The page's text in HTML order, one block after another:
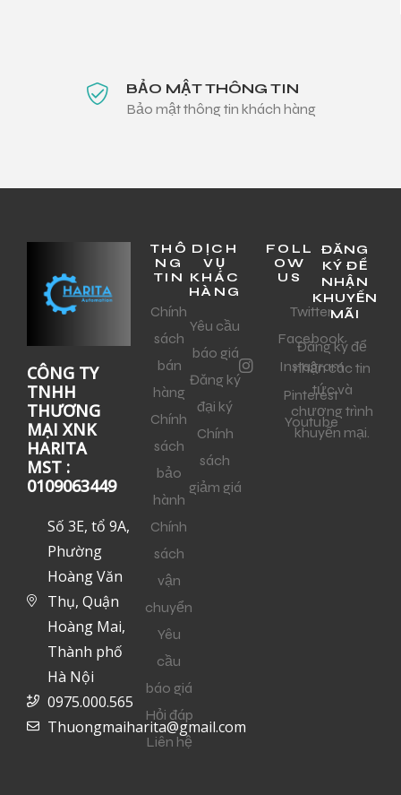
BẢO MẬT THÔNG TIN
Bảo mật thông tin khách hàng
CÔNG TY
TNHH
THƯƠNG
MẠI XNK
HARITA
MST :
0109063449
Số 3E, tổ 9A,
Phường
Hoàng Văn
Thụ, Quận
Hoàng Mai,
Thành phố
Hà Nội
0975.000.565
Thuongmaiharita@gmail.com
THÔ
NG
TIN
Chính
sách
bán
hàng
Chính
sách
bảo
hành
Chính
sách
vận
chuyển
Yêu
cầu
báo giá
Hỏi đáp
Liên hệ
DỊCH
VỤ
KHÁC
HÀNG
Yêu cầu
báo giá
Đăng ký
đại ký
Chính
sách
giảm giá
FOLL
OW
US
Twitter
Facebook
Instagram
Pinterest
Youtube
ĐĂNG
KÝ ĐỂ
NHẬN
KHUYẾN
MÃI
Đăng ký để
nhận các tin
tức và
chương trình
khuyến mại.